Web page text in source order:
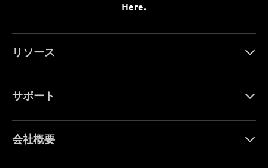
Here.
リソース
サポート
会社概要